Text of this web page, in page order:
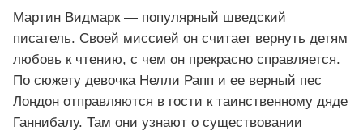
Мартин Видмарк — популярный шведский
писатель. Своей миссией он считает вернуть детям
любовь к чтению, с чем он прекрасно справляется.
По сюжету девочка Нелли Рапп и ее верный пес
Лондон отправляются в гости к таинственному дяде
Ганнибалу. Там они узнают о существовании